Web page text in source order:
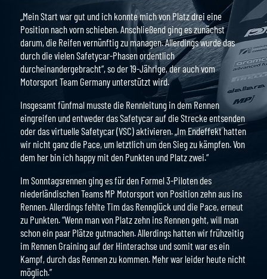
„Mein Start war gut und ich konnte mich von Platz drei eine
Position nach vorn schieben. Anschließend ging es zunächst
darum, die Reifen vernünftig zu managen. Allerdings wurde das
durch die vielen Safetycar-Phasen ordentlich
durcheinandergebracht“, so der 19-Jährige, der auch vom
Motorsport Team Germany unterstützt wird.
Insgesamt fünfmal musste die Rennleitung in dem Rennen
eingreifen und entweder das Safetycar auf die Strecke entsenden
oder das virtuelle Safetycar (VSC) aktivieren. „Im Endeffekt hatten
wir nicht ganz die Pace, um letztlich um den Sieg zu kämpfen. Von
dem her bin ich happy mit den Punkten und Platz zwei.“
Im Sonntagsrennen ging es für den Formel 3-Piloten des
niederländischen Teams MP Motorsport von Position zehn aus ins
Rennen. Allerdings fehlte Tim das Rennglück und die Pace, erneut
zu Punkten. “Wenn man von Platz zehn ins Rennen geht, will man
schon ein paar Plätze gutmachen. Allerdings hatten wir frühzeitig
im Rennen Graining auf der Hinterachse und somit war es ein
Kampf, durch das Rennen zu kommen. Mehr war leider heute nicht
möglich.”